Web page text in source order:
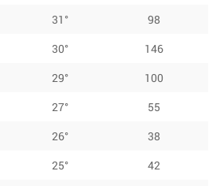
31°
98
30°
146
29°
100
27°
55
26°
38
25°
42